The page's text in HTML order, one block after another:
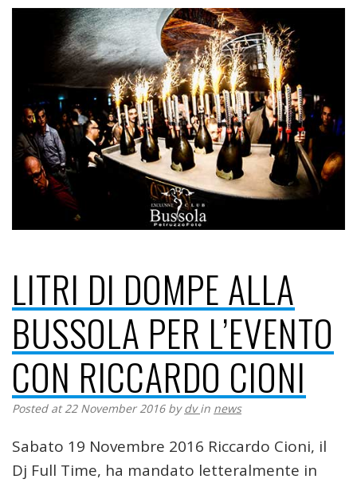
LITRI DI DOMPE ALLA
BUSSOLA PER L’EVENTO
CON RICCARDO CIONI
Posted at 22 November 2016 bydvin news
Sabato 19 Novembre 2016 Riccardo Cioni, il
Dj Full Time, ha mandato letteralmente in